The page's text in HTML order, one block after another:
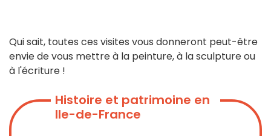
Qui sait, toutes ces visites vous donneront peut-être
envie de vous mettre à la peinture, à la sculpture ou
à l'écriture !
Histoire et patrimoine en
Ile-de-France